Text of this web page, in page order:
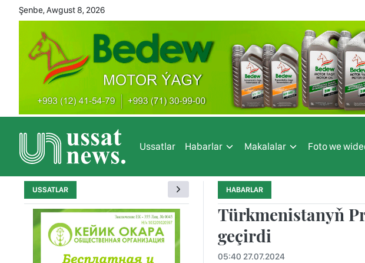
Şenbe, Awgust 8, 2026
Ussatlar Habarlar Makalalar Foto we
HABARLAR
Türkmenistanyň
geçirdi
05:40 27.07.2024
USSATLAR